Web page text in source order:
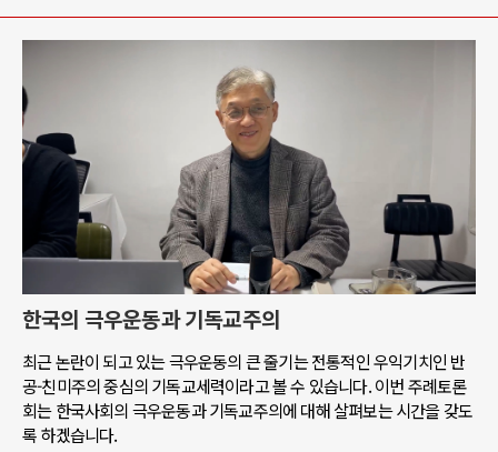
한국의 극우운동과 기독교주의
최근 논란이 되고 있는 극우운동의 큰 줄기는 전통적인 우익기치인 반
공-친미주의 중심의 기독교세력이라고 볼 수 있습니다. 이번 주례토론
회는 한국사회의 극우운동과 기독교주의에 대해 살펴보는 시간을 갖도
록 하겠습니다.